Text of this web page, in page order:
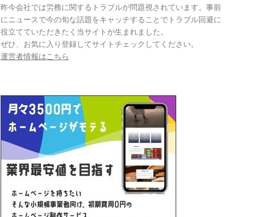
昨今会社では労務に関するトラブルが問題視されています。事前
にニュースで今の旬な話題をキャッチすることでトラブル回避に
役立てていただきたく当サイトが生まれました。
ぜひ、お気に入り登録してサイトチェックしてください。
運営者情報はこちら